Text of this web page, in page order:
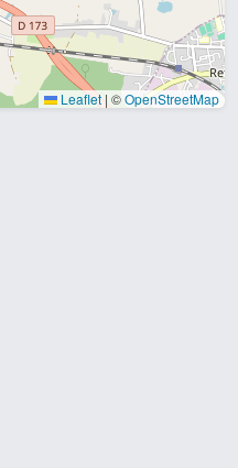
Leaflet | ©OpenStreetMap